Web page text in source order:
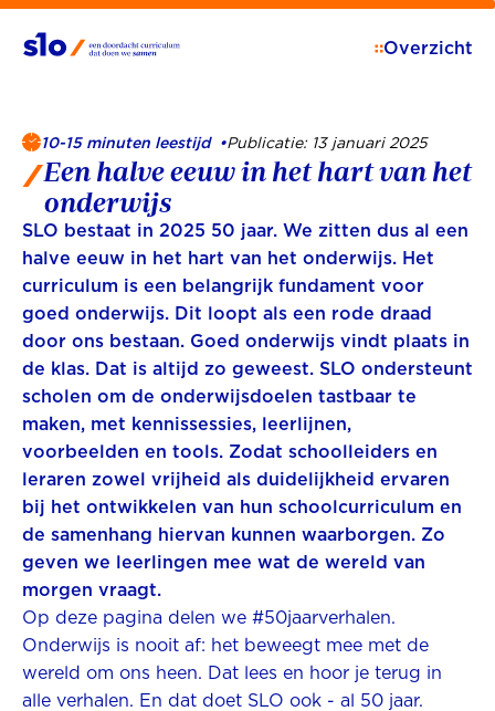
Overzicht
10-15 minuten leestijd•Publicatie: 13 januari 2025
Een halve eeuw in het hart van het
onderwijs
SLO bestaat in 2025 50 jaar. We zitten dus al een
halve eeuw in het hart van het onderwijs. Het
curriculum is een belangrijk fundament voor
goed onderwijs. Dit loopt als een rode draad
door ons bestaan. Goed onderwijs vindt plaats in
de klas. Dat is altijd zo geweest. SLO ondersteunt
scholen om de onderwijsdoelen tastbaar te
maken, met kennissessies, leerlijnen,
voorbeelden en tools. Zodat schoolleiders en
leraren zowel vrijheid als duidelijkheid ervaren
bij het ontwikkelen van hun schoolcurriculum en
de samenhang hiervan kunnen waarborgen. Zo
geven we leerlingen mee wat de wereld van
morgen vraagt.
Op deze pagina delen we #50jaarverhalen.
Onderwijs is nooit af: het beweegt mee met de
wereld om ons heen. Dat lees en hoor je terug in
alle verhalen. En dat doet SLO ook - al 50 jaar.